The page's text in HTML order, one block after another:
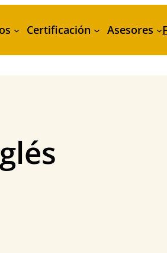
Certificación Asesores